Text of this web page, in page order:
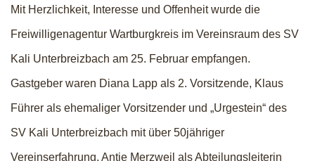
Mit Herzlichkeit, Interesse und Offenheit wurde die
Freiwilligenagentur Wartburgkreis im Vereinsraum des SV
Kali Unterbreizbach am 25. Februar empfangen.
Gastgeber waren Diana Lapp als 2. Vorsitzende, Klaus
Führer als ehemaliger Vorsitzender und „Urgestein“ des
SV Kali Unterbreizbach mit über 50jähriger
Vereinserfahrung, Antje Merzweil als Abteilungsleiterin